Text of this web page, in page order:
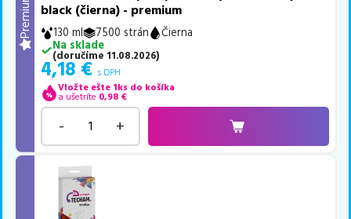
Premium
black (čierna) - premium
130 ml 7500 strán
Čierna
Na sklade
(doručíme 11.08.2026)
4,18 € s DPH
Vložte ešte 1ks do košíka
a ušetríte 0,98 €
- +